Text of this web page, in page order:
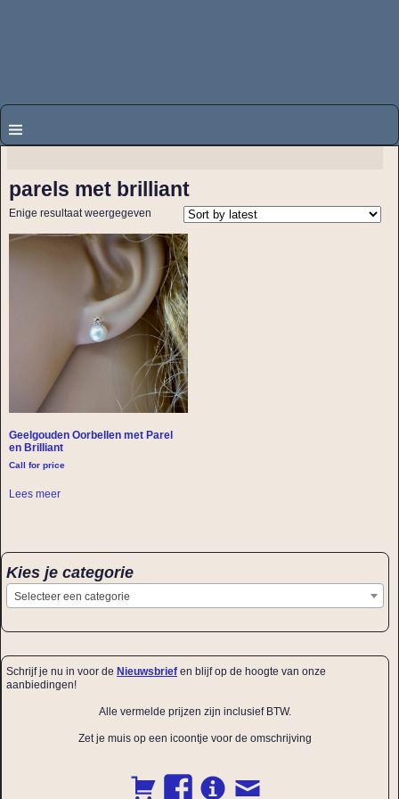
parels met brilliant
Enige resultaat weergegeven
Geelgouden Oorbellen met Parel
en Brilliant
Call for price
Lees meer
Kies je categorie
Selecteer een categorie
Schrijf je nu in voor de Nieuwsbrief en blijf op de hoogte van onze
aanbiedingen!
Alle vermelde prijzen zijn inclusief BTW.
Zet je muis op een icoontje voor de omschrijving